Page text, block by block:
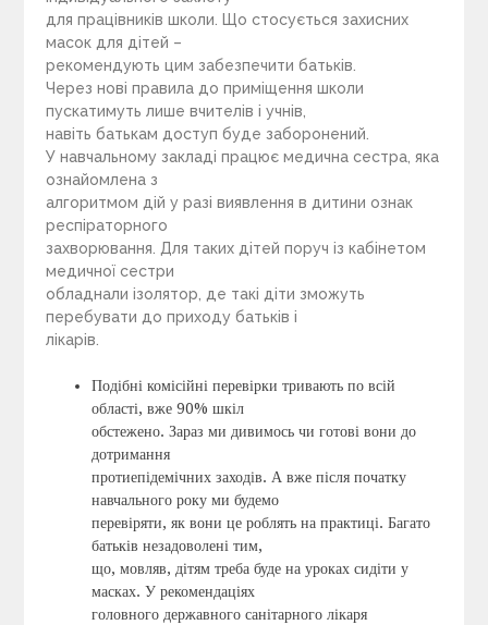
для працівників школи. Що стосується захисних
масок для дітей –
рекомендують цим забезпечити батьків.
Через нові правила до приміщення школи
пускатимуть лише вчителів і учнів,
навіть батькам доступ буде заборонений.
У навчальному закладі працює медична сестра, яка
ознайомлена з
алгоритмом дій у разі виявлення в дитини ознак
респіраторного
захворювання. Для таких дітей поруч із кабінетом
медичної сестри
обладнали ізолятор, де такі діти зможуть
перебувати до приходу батьків і
лікарів.
Подібні комісійні перевірки тривають по всій
області, вже 90% шкіл
обстежено. Зараз ми дивимось чи готові вони до
дотримання
протиепідемічних заходів. А вже після початку
навчального року ми будемо
перевіряти, як вони це роблять на практиці. Багато
батьків незадоволені тим,
що, мовляв, дітям треба буде на уроках сидіти у
масках. У рекомендаціях
головного державного санітарного лікаря